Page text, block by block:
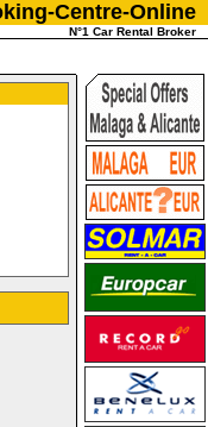
Centre-Online
N°1 Car Rental Broker